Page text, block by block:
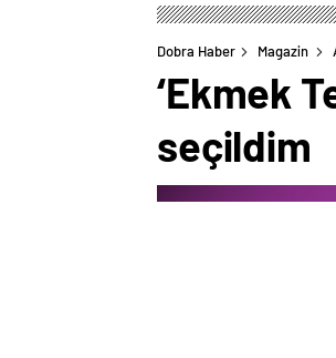
Dobra Haber Magazin
‘Ekmek
seçildim